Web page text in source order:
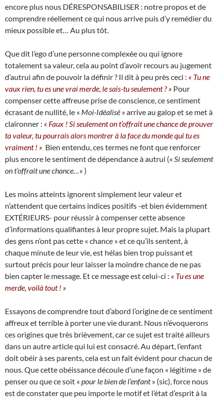
encore plus nous DÉRESPONSABILISER : notre propos et de
comprendre réellement ce qui nous arrive puis d’y remédier du
mieux possible et… Au plus tôt.
Que dit l’ego d’une personne complexée ou qui ignore
totalement sa valeur, cela au point d’avoir recours au jugement
d’autrui afin de pouvoir la définir ? Il dit à peu près ceci : « Tu ne
vaux rien, tu es une vrai merde, le sais-tu seulement ? » Pour
compenser cette affreuse prise de conscience, ce sentiment
écrasant de nullité, le « Moi-Idéalisé » arrive au galop et se met à
claironner : « Faux ! Si seulement on t’offrait une chance de prouver
ta valeur, tu pourrais alors montrer à la face du monde qui tu es
vraiment ! » Bien entendu, ces termes ne font que renforcer
plus encore le sentiment de dépendance à autrui (« Si seulement
on t’offrait une chance… « )
Les moins atteints ignorent simplement leur valeur et
n’attendent que certains indices positifs -et bien évidemment
EXTÉRIEURS- pour réussir à compenser cette absence
d’informations qualifiantes à leur propre sujet. Mais la plupart
des gens n’ont pas cette « chance » et ce qu’ils sentent, à
chaque minute de leur vie, est hélas bien trop puissant et
surtout précis pour leur laisser la moindre chance de ne pas
bien capter le message. Et ce message est celui-ci : « Tu es une
merde, voilà tout ! »
Essayons de comprendre tout d’abord l’origine de ce sentiment
affreux et terrible à porter une vie durant. Nous n’évoquerons
ces origines que très brièvement, car ce sujet est traité ailleurs
dans un autre article qui lui est consacré. Au départ, l’enfant
doit obéir à ses parents, cela est un fait évident pour chacun de
nous. Que cette obéissance découle d’une façon « légitime » de
penser ou que ce soit « pour le bien de l’enfant» (sic), force nous
est de constater que peu importe le motif et l’état d’esprit à la